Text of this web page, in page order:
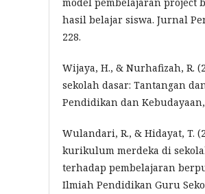
hasil belajar siswa. Jurnal
228.
Wijaya, H., & Nurhafizah, R.
sekolah dasar: Tantangan
Pendidikan dan Kebudayaan,
Wulandari, R., & Hidayat, T.
kurikulum merdeka di
terhadap pembelajaran
Ilmiah Pendidikan Guru